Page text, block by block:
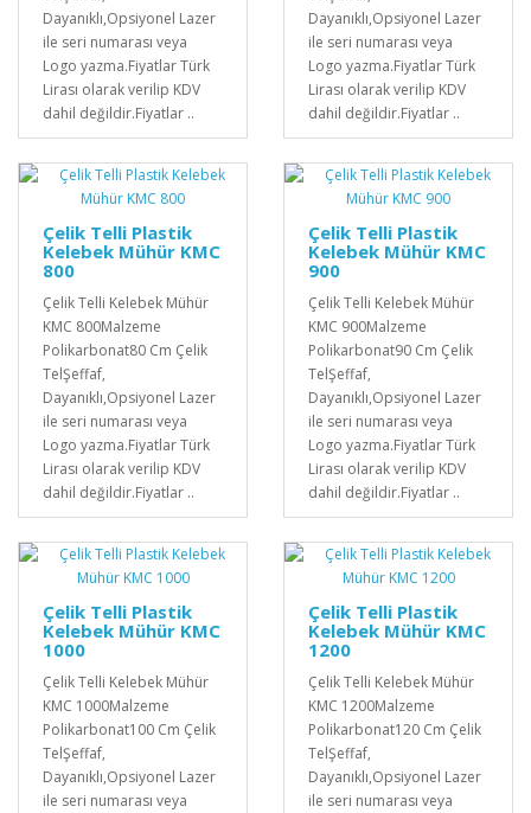
Dayanıklı,Opsiyonel Lazer
ile seri numarası veya
Logo yazma.Fiyatlar Türk
Lirası olarak verilip KDV
dahil değildir.Fiyatlar ..
Dayanıklı,Opsiyonel Lazer
ile seri numarası veya
Logo yazma.Fiyatlar Türk
Lirası olarak verilip KDV
dahil değildir.Fiyatlar ..
Çelik Telli Plastik
Kelebek Mühür KMC
800
Çelik Telli Kelebek Mühür
KMC 800Malzeme
Polikarbonat80 Cm Çelik
TelŞeffaf,
Dayanıklı,Opsiyonel Lazer
ile seri numarası veya
Logo yazma.Fiyatlar Türk
Lirası olarak verilip KDV
dahil değildir.Fiyatlar ..
Çelik Telli Plastik
Kelebek Mühür KMC
900
Çelik Telli Kelebek Mühür
KMC 900Malzeme
Polikarbonat90 Cm Çelik
TelŞeffaf,
Dayanıklı,Opsiyonel Lazer
ile seri numarası veya
Logo yazma.Fiyatlar Türk
Lirası olarak verilip KDV
dahil değildir.Fiyatlar ..
Çelik Telli Plastik
Kelebek Mühür KMC
1000
Çelik Telli Kelebek Mühür
KMC 1000Malzeme
Polikarbonat100 Cm Çelik
TelŞeffaf,
Dayanıklı,Opsiyonel Lazer
ile seri numarası veya
Çelik Telli Plastik
Kelebek Mühür KMC
1200
Çelik Telli Kelebek Mühür
KMC 1200Malzeme
Polikarbonat120 Cm Çelik
TelŞeffaf,
Dayanıklı,Opsiyonel Lazer
ile seri numarası veya